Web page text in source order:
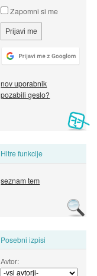
Zapomni si me
nov uporabnik
pozabili geslo?
Hitre funkcije
seznam tem
Posebni izpisi
Avtor: